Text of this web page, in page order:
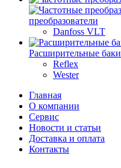
преобразователи
Danfoss VLT
Расширительные баки
Reflex
Wester
Главная
О компании
Сервис
Новости и статьи
Доставка и оплата
Контакты